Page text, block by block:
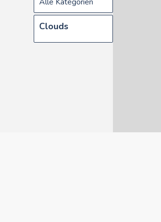
Clouds